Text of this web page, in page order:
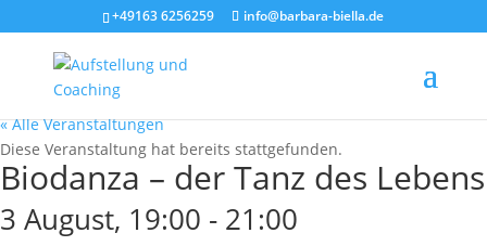
+49163 6256259 info@barbara-biella.de
« Alle Veranstaltungen
Diese Veranstaltung hat bereits stattgefunden.
Biodanza – der Tanz des Lebens
3 August, 19:00 - 21:00